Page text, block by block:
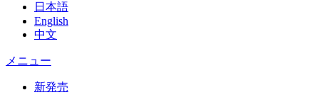
日本語
English
中文
メニュー
新発売